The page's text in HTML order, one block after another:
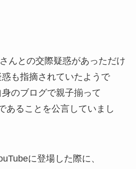
んとの交際疑惑があっただけ
も指摘されていたようで
のブログで親子揃って
あることを公言していまし
に登場した際に、